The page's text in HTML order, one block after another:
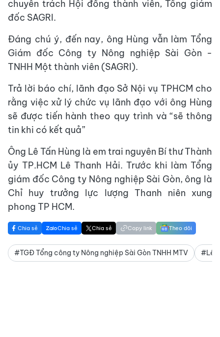
chuyên trách Hội đồng thành viên, Tổng giám
đốc SAGRI.
Đáng chú ý, đến nay, ông Hùng vẫn làm Tổng
Giám đốc Công ty Nông nghiệp Sài Gòn -
TNHH Một thành viên (SAGRI).
Trả lời báo chí, lãnh đạo Sở Nội vụ TPHCM cho
rằng việc xử lý chức vụ lãnh đạo với ông Hùng
sẽ được tiến hành theo quy trình và “sẽ thông
tin khi có kết quả”
Ông Lê Tấn Hùng là em trai nguyên Bí thư Thành
ủy TP.HCM Lê Thanh Hải. Trước khi làm Tổng
giám đốc Công ty Nông nghiệp Sài Gòn, ông là
Chỉ huy trưởng lực lượng Thanh niên xung
phong TP HCM.
Chia sẻ Chia sẻ Chia sẻ Copy link Theo dõi
#TGĐ Tổng công ty Nông nghiệp Sài Gòn TNHH MTV #Lê